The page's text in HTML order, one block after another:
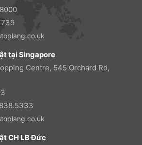
tại Singapore
Centre, 545 Orchard Rd,
CH LB Đức